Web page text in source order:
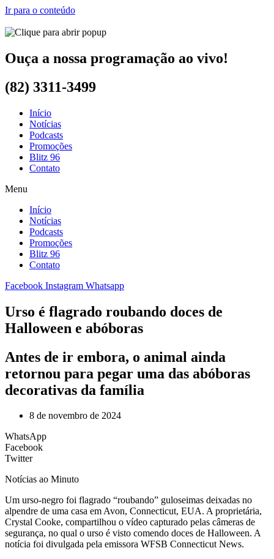
Ir para o conteúdo
Ouça a nossa programação ao vivo!
(82) 3311-3499
Início
Notícias
Podcasts
Promoções
Blitz 96
Contato
Menu
Início
Notícias
Podcasts
Promoções
Blitz 96
Contato
Facebook Instagram Whatsapp
Urso é flagrado roubando doces de
Halloween e abóboras
Antes de ir embora, o animal ainda
retornou para pegar uma das abóboras
decorativas da família
8 de novembro de 2024
WhatsApp
Facebook
Twitter
Notícias ao Minuto
Um urso-negro foi flagrado “roubando” guloseimas deixadas no
alpendre de uma casa em Avon, Connecticut, EUA. A proprietária,
Crystal Cooke, compartilhou o vídeo capturado pelas câmeras de
segurança, no qual o urso é visto comendo doces de Halloween. A
notícia foi divulgada pela emissora WFSB Connecticut News.